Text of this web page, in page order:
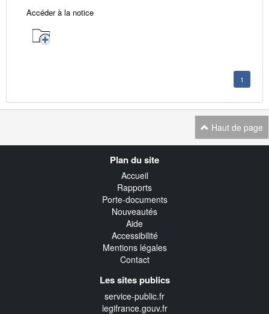
Accéder à la notice
1
Haut de page
Plan du site
Accueil
Rapports
Porte-documents
Nouveautés
Aide
Accessibilité
Mentions légales
Contact
Les sites publics
service-public.fr
legifrance.gouv.fr